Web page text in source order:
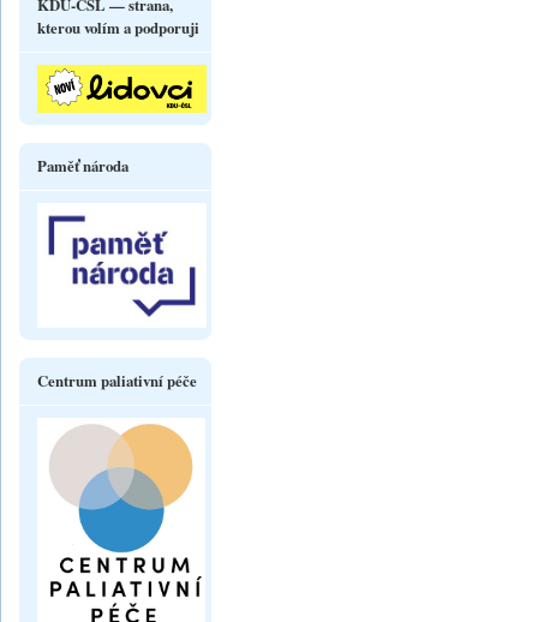
KDU-ČSL — strana,
kterou volím a podporuji
Paměť národa
Centrum paliativní péče